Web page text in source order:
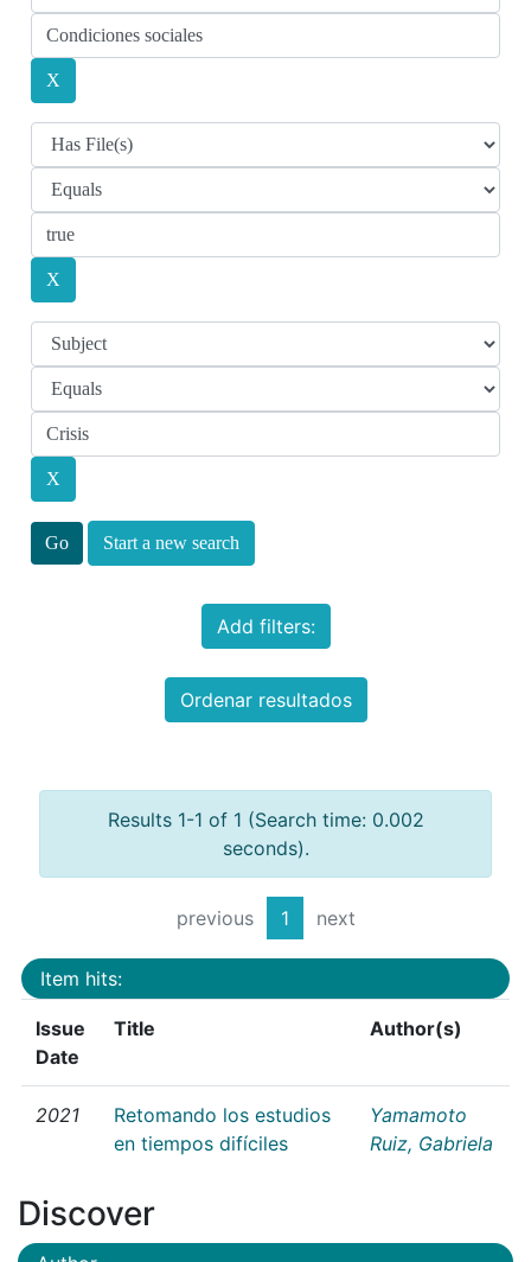
Start a new search
Add filters:
Ordenar resultados
Results 1-1 of 1 (Search time: 0.002
seconds).
previous 1 next
Item hits:
Issue
Date
Title Author(s)
2021
Retomando los estudios
en tiempos difíciles
Yamamoto
Ruiz, Gabriela
Discover